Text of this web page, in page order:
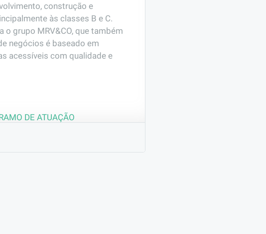
construção e
às classes B e C.
grupo MRV&CO, que também
negócios é baseado em
acessíveis com qualidade e
DE ATUAÇÃO
a limpeza pesada e
oficiais. Executar atividades